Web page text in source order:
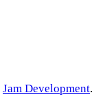
Jam Development.